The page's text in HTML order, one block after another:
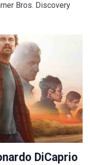
Bros. Discovery
DiCaprio